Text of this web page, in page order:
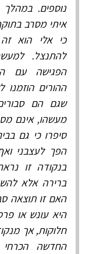
נוספים.
איתי מסרב
כי אלי הוא
להתנצל.
הפגישה עם
ההורים
שגם הם
מעשהו, אינם
סיפרו כי גם
הפך לעצבני
בנקודה זו
ברירה אלא
האם זו תוצאה
היא עונש או
חלוקות, אך
החדשה הכרחי